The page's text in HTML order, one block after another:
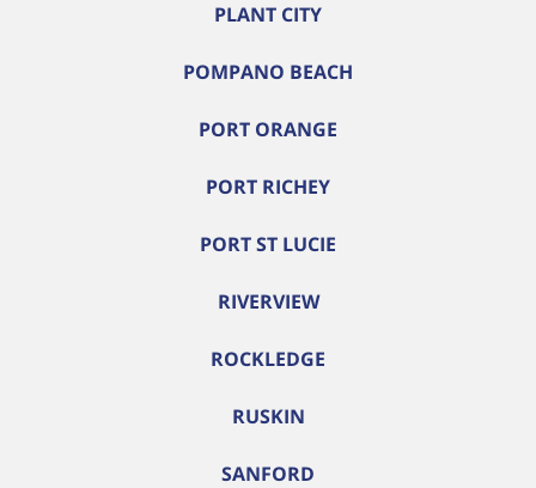
PLANT CITY
POMPANO BEACH
PORT ORANGE
PORT RICHEY
PORT ST LUCIE
RIVERVIEW
ROCKLEDGE
RUSKIN
SANFORD